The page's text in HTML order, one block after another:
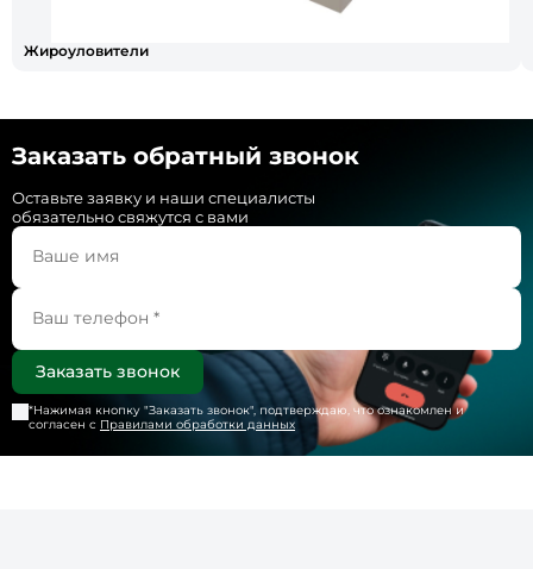
Жироуловители
Заказать обратный звонок
Оставьте заявку и наши специалисты
обязательно свяжутся с вами
*Нажимая кнопку "Заказать звонок", подтверждаю, что ознакомлен и
согласен с Правилами обработки данных